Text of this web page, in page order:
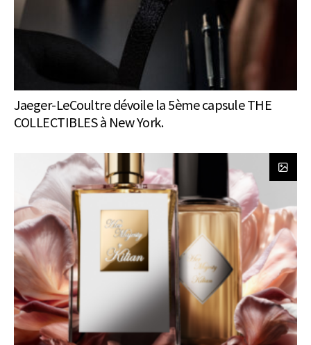
Jaeger-LeCoultre dévoile la 5ème capsule THE
COLLECTIBLES à New York.